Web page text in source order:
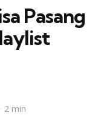
Pasang
2 min